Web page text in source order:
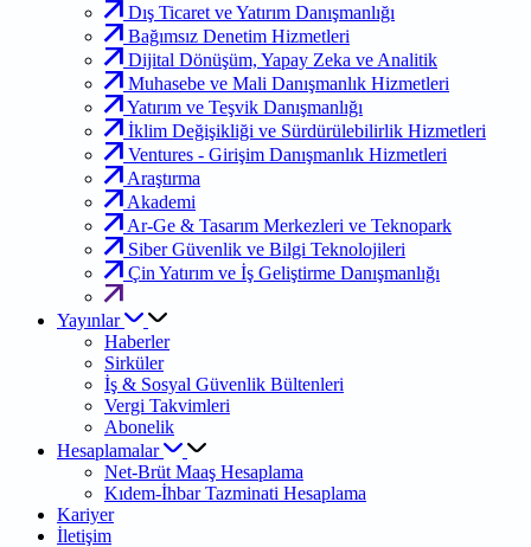
Dış Ticaret ve Yatırım Danışmanlığı
Bağımsız Denetim Hizmetleri
Dijital Dönüşüm, Yapay Zeka ve Analitik
Muhasebe ve Mali Danışmanlık Hizmetleri
Yatırım ve Teşvik Danışmanlığı
İklim Değişikliği ve Sürdürülebilirlik Hizmetleri
Ventures - Girişim Danışmanlık Hizmetleri
Araştırma
Akademi
Ar-Ge & Tasarım Merkezleri ve Teknopark
Siber Güvenlik ve Bilgi Teknolojileri
Çin Yatırım ve İş Geliştirme Danışmanlığı
Yayınlar
Haberler
Sirküler
İş & Sosyal Güvenlik Bültenleri
Vergi Takvimleri
Abonelik
Hesaplamalar
Net-Brüt Maaş Hesaplama
Kıdem-İhbar Tazminati Hesaplama
Kariyer
İletişim